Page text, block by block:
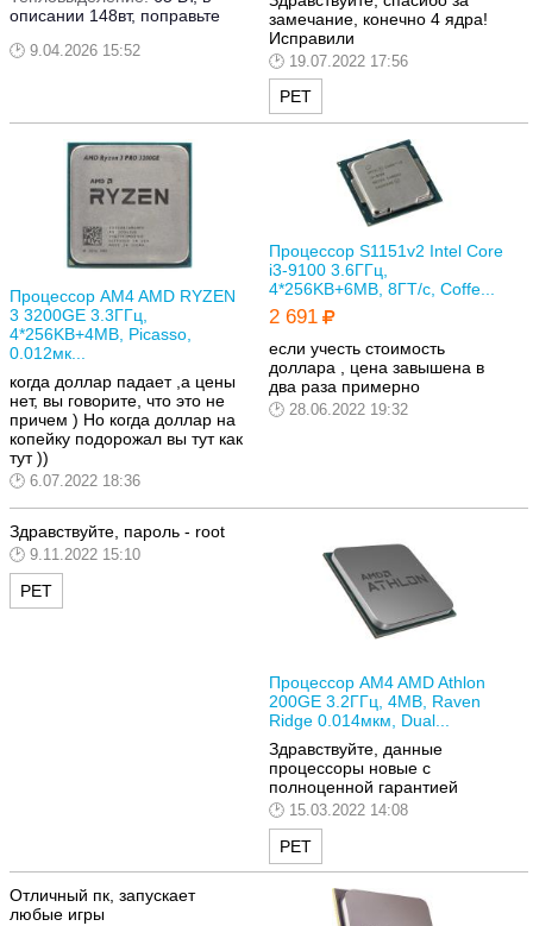
описании 148вт, поправьте
9.04.2026 15:52
замечание, конечно 4 ядра!
Исправили
19.07.2022 17:56
РЕТ
Процессор AM4 AMD RYZEN
3 3200GE 3.3ГГц,
4*256KB+4MB, Picasso,
0.012мк...
когда доллар падает ,а цены
нет, вы говорите, что это не
причем ) Но когда доллар на
копейку подорожал вы тут как
тут ))
6.07.2022 18:36
Процессор S1151v2 Intel Core
i3-9100 3.6ГГц,
4*256KB+6MB, 8ГТ/с, Coffe...
2 691
если учесть стоимость
доллара , цена завышена в
два раза примерно
28.06.2022 19:32
Здравствуйте, пароль - root
9.11.2022 15:10
РЕТ
Процессор AM4 AMD Athlon
200GE 3.2ГГц, 4MB, Raven
Ridge 0.014мкм, Dual...
Здравствуйте, данные
процессоры новые с
полноценной гарантией
15.03.2022 14:08
РЕТ
Отличный пк, запускает
любые игры